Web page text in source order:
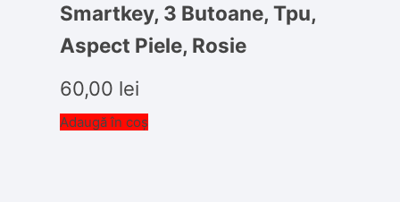
Smartkey, 3 Butoane, Tpu,
Aspect Piele, Rosie
60,00 lei
Adaugă în coș